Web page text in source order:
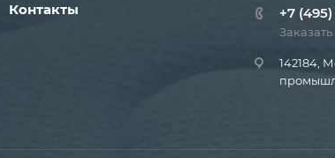
Контакты +7
142184,